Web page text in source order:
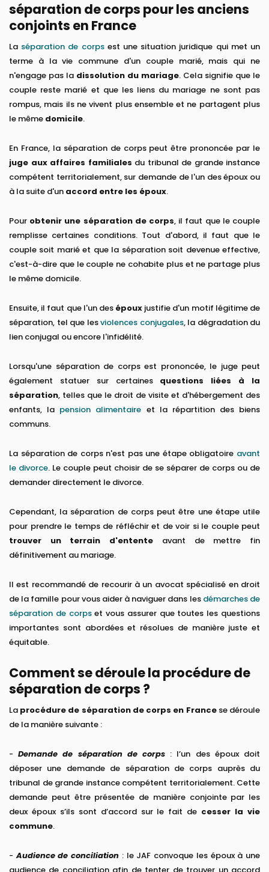
séparation de corps pour les anciens
conjoints en France
La séparation de corpsest une situation juridique qui met un
terme à la vie commune d'un couple marié, mais qui ne
n'engage pas la dissolution du mariage. Cela signifie que le
couple reste marié et que les liens du mariage ne sont pas
rompus, mais ils ne vivent plus ensemble et ne partagent plus
le même domicile.
En France, la séparation de corps peut être prononcée par le
juge aux affaires familiales du tribunal de grande instance
compétent territorialement, sur demande de l'un des époux ou
à la suite d'un accord entre les époux.
Pour obtenir une séparation de corps, il faut que le couple
remplisse certaines conditions. Tout d'abord, il faut que le
couple soit marié et que la séparation soit devenue effective,
c'est-à-dire que le couple ne cohabite plus et ne partage plus
le même domicile.
Ensuite, il faut que l'un des époux justifie d'un motif légitime de
séparation, tel que lesviolences conjugales, la dégradation du
lien conjugal ou encore l'infidélité.
Lorsqu'une séparation de corps est prononcée, le juge peut
également statuer sur certaines questions liées à la
séparation, telles que le droit de visite et d'hébergement des
enfants, la pension alimentaire et la répartition des biens
communs.
La séparation de corps n'est pas une étape obligatoire avant
le divorce. Le couple peut choisir de se séparer de corps ou de
demander directement le divorce.
Cependant, la séparation de corps peut être une étape utile
pour prendre le temps de réfléchir et de voir si le couple peut
trouver un terrain d'entente avant de mettre fin
définitivement au mariage.
Il est recommandé de recourir à un avocat spécialisé en droit
de la famille pour vous aider à naviguer dans les démarches de
séparation de corpset vous assurer que toutes les questions
importantes sont abordées et résolues de manière juste et
équitable.
Comment se déroule la procédure de
séparation de corps ?
La procédure de séparation de corps en Francese déroule
de la manière suivante :
-Demande de séparation de corps : l’un des époux doit
déposer une demande de séparation de corps auprès du
tribunal de grande instance compétent territorialement. Cette
demande peut être présentée de manière conjointe par les
deux époux s’ils sont d’accord sur le fait de cesser la vie
commune.
-Audience de conciliation : le JAF convoque les époux à une